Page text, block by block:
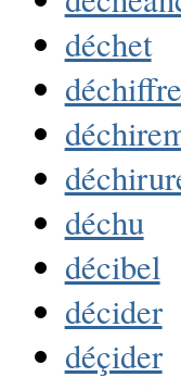
déchet
déchu
décibel
décider
déçider